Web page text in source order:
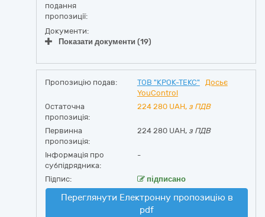
подання
пропозиції:
Документи:
Показати документи (19)
Пропозицію подав: ТОВ "КРОК-ТЕКС"
Досьє
YouControl
Остаточна
пропозиція:
224 280 UAH, з ПДВ
Первинна
пропозиція:
224 280 UAH, з ПДВ
Інформація про
субпідрядника:
-
Підпис: підписано
Переглянути Електронну пропозицію в
pdf